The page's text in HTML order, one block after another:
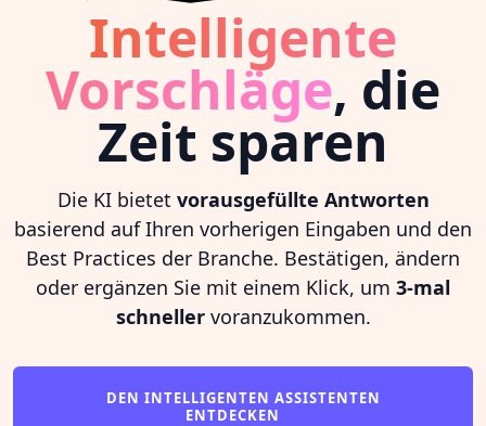
Intelligente
Vorschläge, die
Zeit sparen
Die KI bietet vorausgefüllte Antworten
basierend auf Ihren vorherigen Eingaben und den
Best Practices der Branche. Bestätigen, ändern
oder ergänzen Sie mit einem Klick, um 3-mal
schnellervoranzukommen.
DEN INTELLIGENTEN ASSISTENTEN
ENTDECKEN